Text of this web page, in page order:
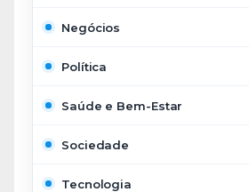
Negócios
Política
Saúde e Bem-Estar
Sociedade
Tecnologia